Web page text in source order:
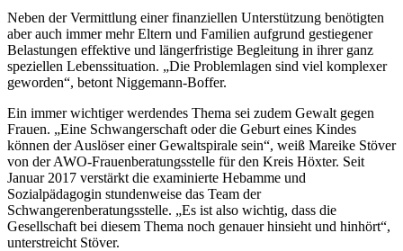
Neben der Vermittlung einer finanziellen Unterstützung benötigten
aber auch immer mehr Eltern und Familien aufgrund gestiegener
Belastungen effektive und längerfristige Begleitung in ihrer ganz
speziellen Lebenssituation. „Die Problemlagen sind viel komplexer
geworden“, betont Niggemann-Boffer.
Ein immer wichtiger werdendes Thema sei zudem Gewalt gegen
Frauen. „Eine Schwangerschaft oder die Geburt eines Kindes
können der Auslöser einer Gewaltspirale sein“, weiß Mareike Stöver
von der AWO-Frauenberatungsstelle für den Kreis Höxter. Seit
Januar 2017 verstärkt die examinierte Hebamme und
Sozialpädagogin stundenweise das Team der
Schwangerenberatungsstelle. „Es ist also wichtig, dass die
Gesellschaft bei diesem Thema noch genauer hinsieht und hinhört“,
unterstreicht Stöver.